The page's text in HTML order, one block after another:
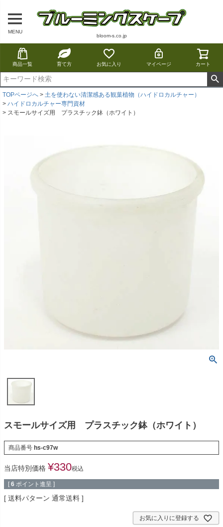
MENU
bloom-s.co.jp
商品一覧 育て方 お気に入り マイページ カート
TOPページへ
土を使わない清潔感ある観葉植物（ハイドロカルチャー）
ハイドロカルチャー専門資材
スモールサイズ用 プラスチック鉢（ホワイト）
スモールサイズ用 プラスチック鉢（ホワイト）
商品番号 hs-c97w
当店特別価格 ¥330税込
[ 6 ポイント進呈 ]
送料パターン 通常送料
お気に入りに登録する